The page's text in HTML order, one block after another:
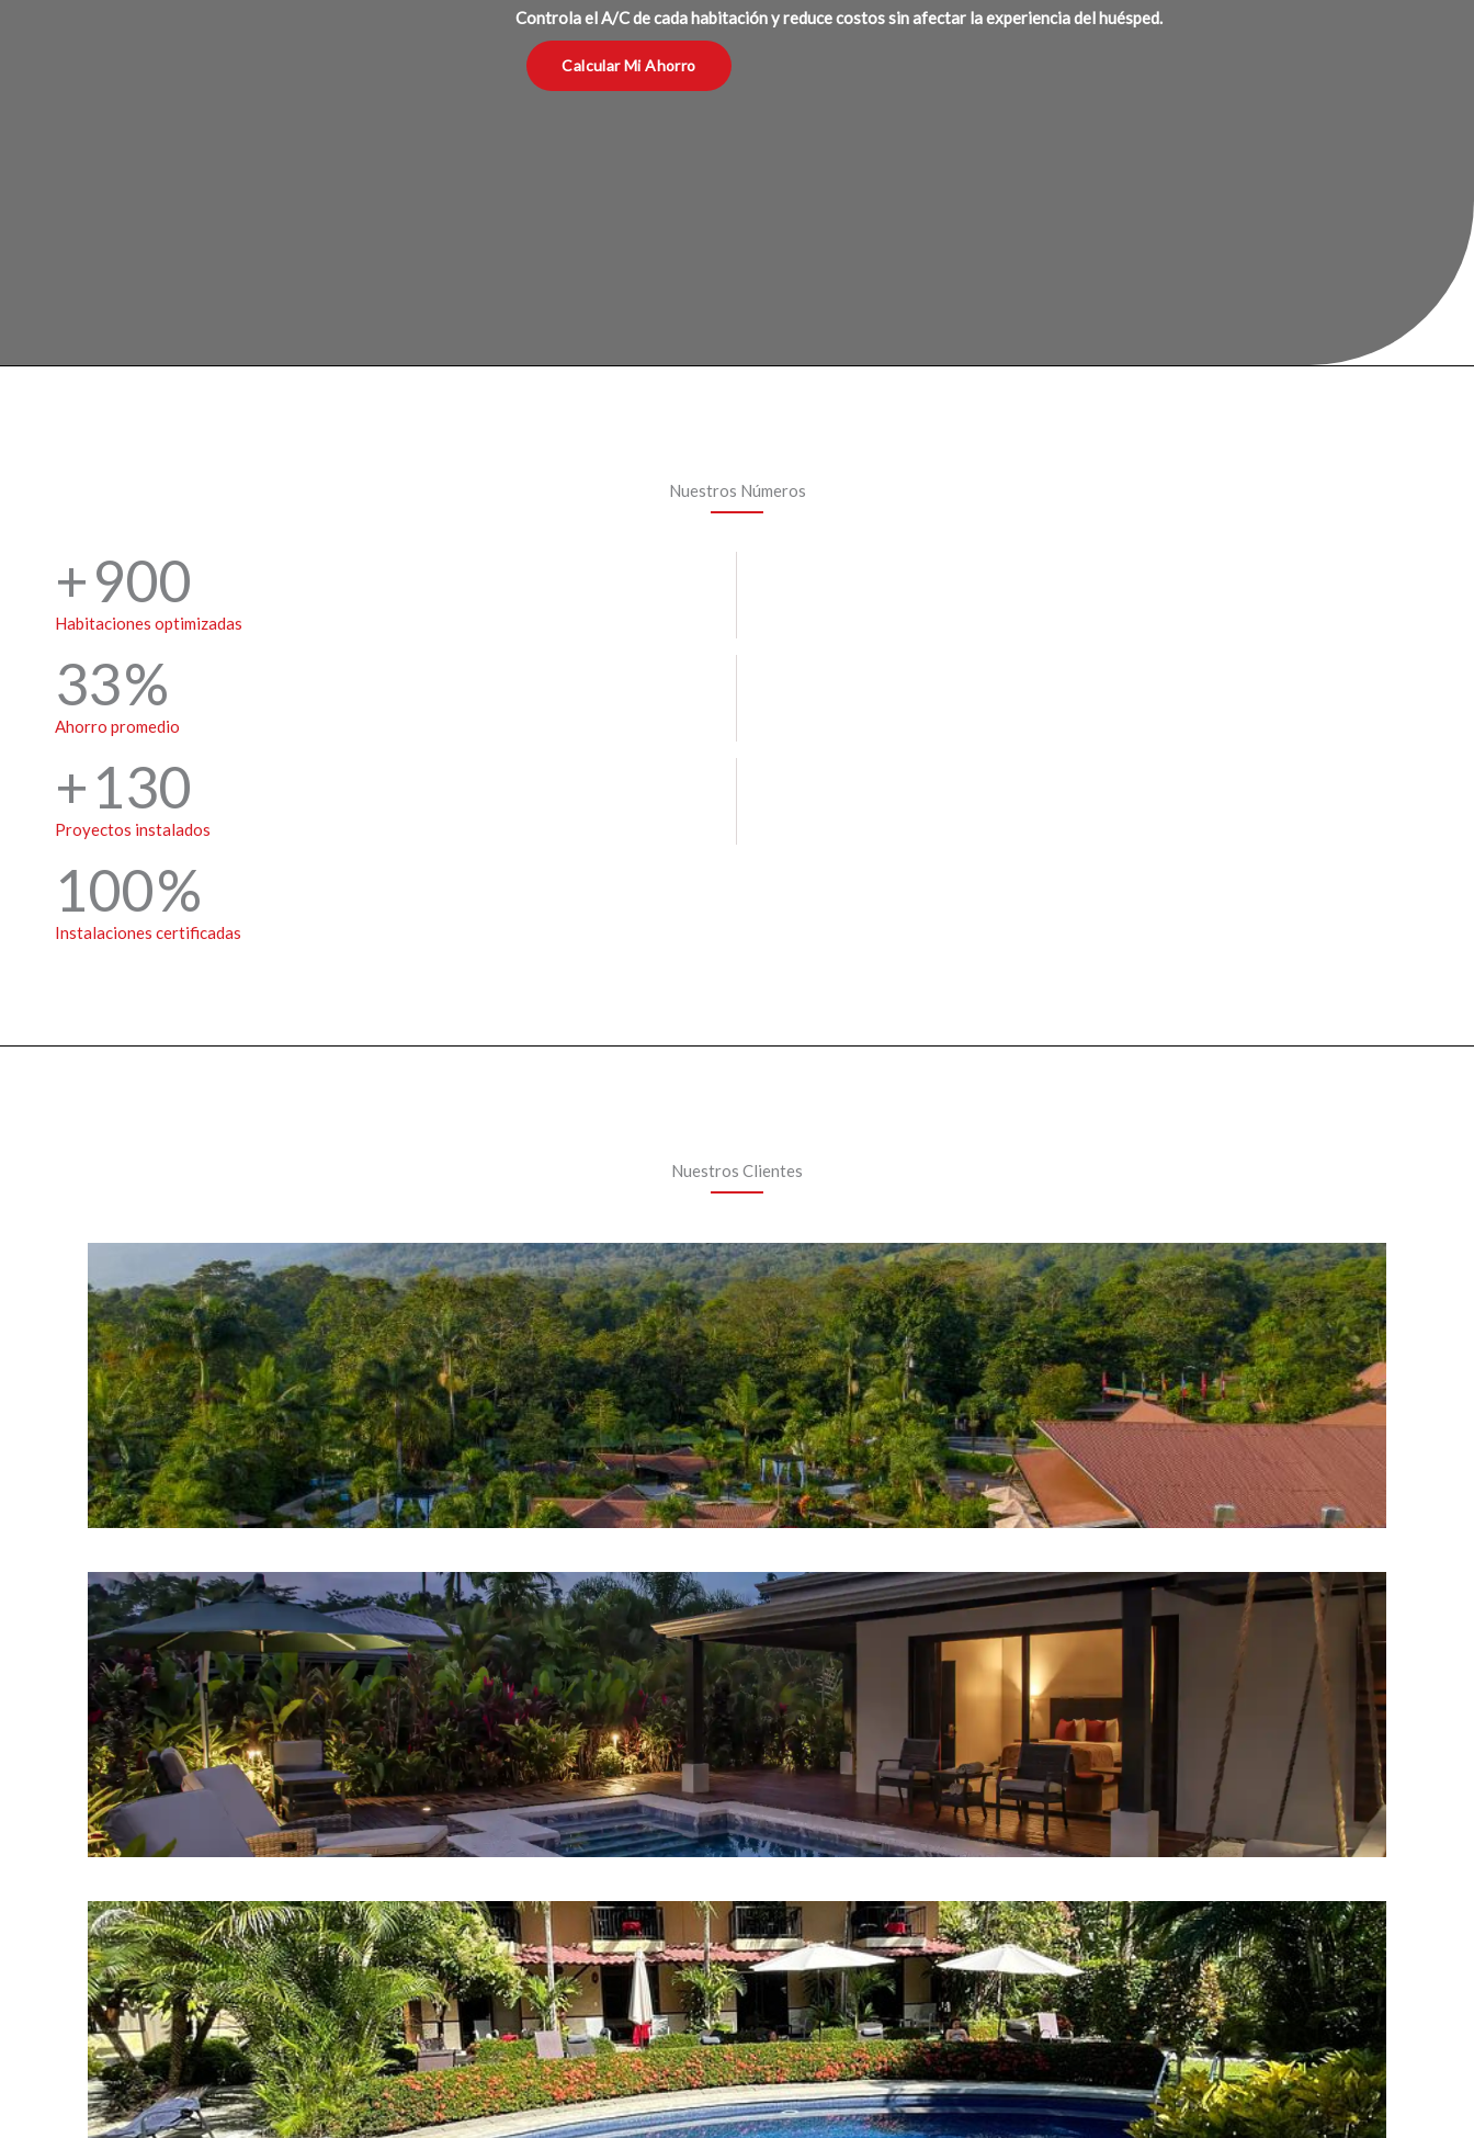
Controla el A/C de cada habitación y reduce costos sin afectar la experiencia del huésped.
Calcular Mi Ahorro
Nuestros Números
900
Habitaciones optimizadas
33
Ahorro promedio
130
Proyectos instalados
100
Instalaciones certificadas
Nuestros Clientes